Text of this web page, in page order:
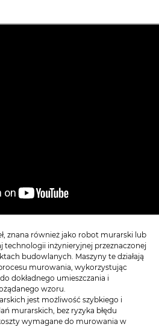
znana również jako robot murarski lub
inżynieryjnej przeznaczonej
budowlanych. Maszyny te działają
murowania, wykorzystując
dokładnego umieszczania i
wzoru.
jest możliwość szybkiego i
murarskich, bez ryzyka błędu
wymagane do murowania w